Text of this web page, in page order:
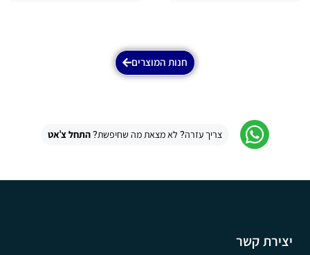
חנות המוצרים
צריך עזרה? לא מצאת מה שחיפשת?התחל צ'אט
יצירת קשר